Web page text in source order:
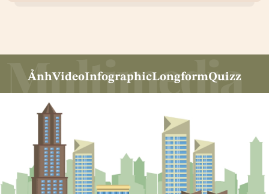
ẢnhVideoInfographicLongformQuizz